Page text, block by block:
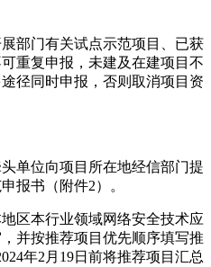
部门有关试点示范项目、已获
重复申报，未建及在建项目不
径同时申报，否则取消项目资
单位向项目所在地经信部门提
报书（附件2）。
区本行业领域网络安全技术应
并按推荐项目优先顺序填写推
年2月19日前将推荐项目汇总